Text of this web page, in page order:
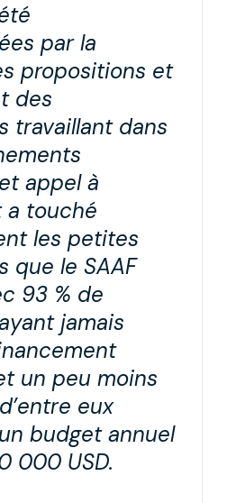
par la
propositions et
des
travaillant dans
appel à
a touché
les petites
que le SAAF
93 % de
jamais
un peu moins
eux
budget annuel
000 USD.